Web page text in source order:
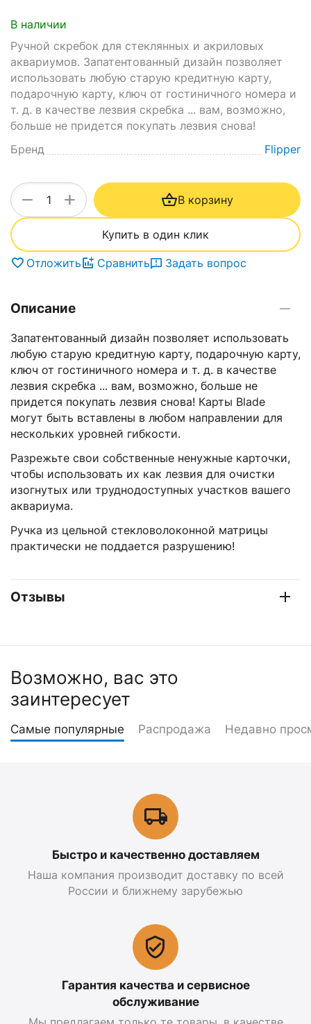
В наличии
Ручной скребок для стеклянных и акриловых
аквариумов. Запатентованный дизайн позволяет
использовать любую старую кредитную карту,
подарочную карту, ключ от гостиничного номера и
т. д. в качестве лезвия скребка ... вам, возможно,
больше не придется покупать лезвия снова!
Бренд
Flipper
+
− В корзину
Купить в один клик
Отложить Сравнить Задать вопрос
Описание
Запатентованный дизайн позволяет использовать
любую старую кредитную карту, подарочную карту,
ключ от гостиничного номера и т. д. в качестве
лезвия скребка ... вам, возможно, больше не
придется покупать лезвия снова! Карты Blade
могут быть вставлены в любом направлении для
нескольких уровней гибкости.
Разрежьте свои собственные ненужные карточки,
чтобы использовать их как лезвия для очистки
изогнутых или труднодоступных участков вашего
аквариума.
Ручка из цельной стекловолоконной матрицы
практически не поддается разрушению!
Отзывы
Возможно, вас это
заинтересует
Самые популярные Распродажа Недавно
Быстро и качественно доставляем
Наша компания производит доставку по всей
России и ближнему зарубежью
Гарантия качества и сервисное
обслуживание